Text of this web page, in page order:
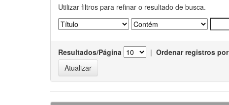
Utilizar filtros para refinar o resultado de busca.
Resultados/Página | Ordenar registros por